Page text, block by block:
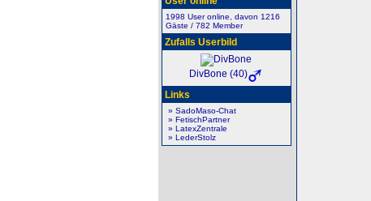
1998 User online, davon 1216
Gäste / 782 Member
Zufalls Userbild
DivBone (40)
Links
» SadoMaso-Chat
» FetischPartner
» LatexZentrale
» LederStolz